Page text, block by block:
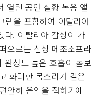
열린 공연 실황 녹음 앨
램을 포함하여 이탈리아
다. 이탈리아 감성이 가
오르는 신성 메조소프라
완성도 높은 호흡이 돋보
화려한 목소리가 깊은
안히 음악을 접하기에